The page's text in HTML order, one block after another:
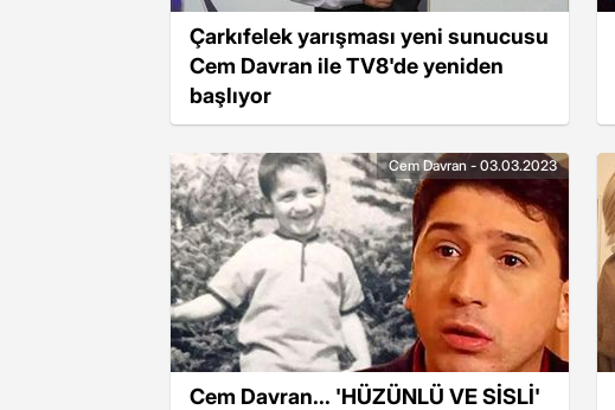
Çarkıfelek yarışması yeni sunucusu
Cem Davran ile TV8'de yeniden
başlıyor
Cem Davran... 'HÜZÜNLÜ VE SİSLİ'
Cem Davran - 03.03.2023